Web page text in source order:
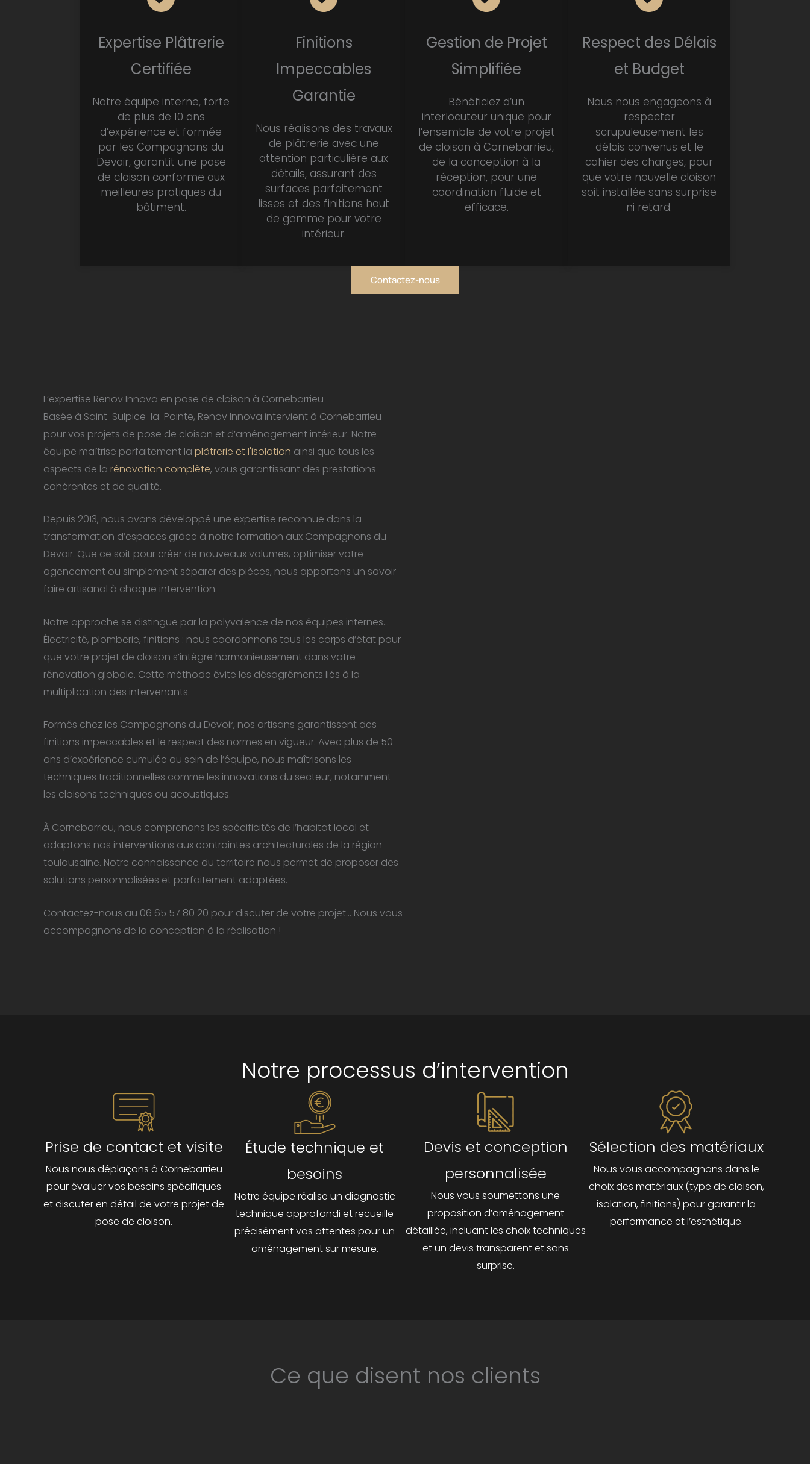
Expertise Plâtrerie
Certifiée
Notre équipe interne, forte
de plus de 10 ans
d’expérience et formée
par les Compagnons du
Devoir, garantit une pose
de cloison conforme aux
meilleures pratiques du
bâtiment.
Finitions
Impeccables
Garantie
Nous réalisons des travaux
de plâtrerie avec une
attention particulière aux
détails, assurant des
surfaces parfaitement
lisses et des finitions haut
de gamme pour votre
intérieur.
Gestion de Projet
Simplifiée
Bénéficiez d’un
interlocuteur unique pour
l’ensemble de votre projet
de cloison à Cornebarrieu,
de la conception à la
réception, pour une
coordination fluide et
efficace.
Respect des Délais
et Budget
Nous nous engageons à
respecter
scrupuleusement les
délais convenus et le
cahier des charges, pour
que votre nouvelle cloison
soit installée sans surprise
ni retard.
Contactez-nous
L’expertise Renov Innova en pose de cloison à Cornebarrieu
Basée à Saint-Sulpice-la-Pointe, Renov Innova intervient à Cornebarrieu
pour vos projets de pose de cloison et d’aménagement intérieur. Notre
équipe maîtrise parfaitement la plâtrerie et l'isolation ainsi que tous les
aspects de la rénovation complète, vous garantissant des prestations
cohérentes et de qualité.
Depuis 2013, nous avons développé une expertise reconnue dans la
transformation d’espaces grâce à notre formation aux Compagnons du
Devoir. Que ce soit pour créer de nouveaux volumes, optimiser votre
agencement ou simplement séparer des pièces, nous apportons un savoir-
faire artisanal à chaque intervention.
Notre approche se distingue par la polyvalence de nos équipes internes…
Électricité, plomberie, finitions : nous coordonnons tous les corps d’état pour
que votre projet de cloison s’intègre harmonieusement dans votre
rénovation globale. Cette méthode évite les désagréments liés à la
multiplication des intervenants.
Formés chez les Compagnons du Devoir, nos artisans garantissent des
finitions impeccables et le respect des normes en vigueur. Avec plus de 50
ans d’expérience cumulée au sein de l’équipe, nous maîtrisons les
techniques traditionnelles comme les innovations du secteur, notamment
les cloisons techniques ou acoustiques.
À Cornebarrieu, nous comprenons les spécificités de l’habitat local et
adaptons nos interventions aux contraintes architecturales de la région
toulousaine. Notre connaissance du territoire nous permet de proposer des
solutions personnalisées et parfaitement adaptées.
Contactez-nous au 06 65 57 80 20 pour discuter de votre projet… Nous vous
accompagnons de la conception à la réalisation !
Notre processus d’intervention
Prise de contact et visite
Nous nous déplaçons à Cornebarrieu
pour évaluer vos besoins spécifiques
et discuter en détail de votre projet de
pose de cloison.
Étude technique et
besoins
Notre équipe réalise un diagnostic
technique approfondi et recueille
précisément vos attentes pour un
aménagement sur mesure.
Devis et conception
personnalisée
Nous vous soumettons une
proposition d’aménagement
détaillée, incluant les choix techniques
et un devis transparent et sans
surprise.
Sélection des matériaux
Nous vous accompagnons dans le
choix des matériaux (type de cloison,
isolation, finitions) pour garantir la
performance et l’esthétique.
Ce que disent nos clients